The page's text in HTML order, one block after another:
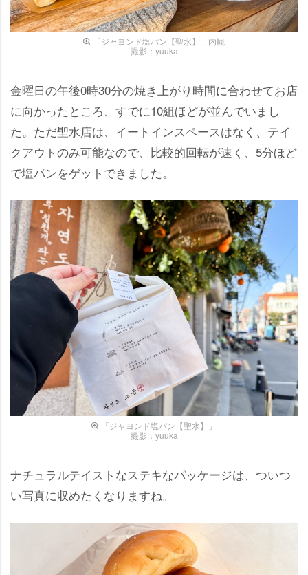
「ジャヨンド塩パン【聖水】」内観
撮影：yuuka
金曜日の午後0時30分の焼き上がり時間に合わせてお店
に向かったところ、すでに10組ほどが並んでいまし
た。ただ聖水店は、イートインスペースはなく、テイ
クアウトのみ可能なので、比較的回転が速く、5分ほど
で塩パンをゲットできました。
「ジャヨンド塩パン【聖水】」
撮影：yuuka
ナチュラルテイストなステキなパッケージは、ついつ
い写真に収めたくなりますね。